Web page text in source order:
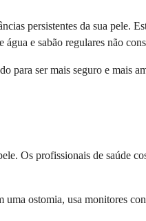
persistentes da sua pele.
e sabão regulares não
para ser mais seguro e mais
Os profissionais de saúde
ostomia, usa monitores